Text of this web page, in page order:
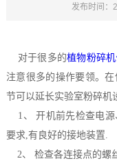
发布时间：
对于很多的植物粉碎
注意很多的操作要领。在
节可以延长实验室粉碎机
1、 开机前先检查电源
要求,有良好的接地装置.
2、 检查各连接点的螺